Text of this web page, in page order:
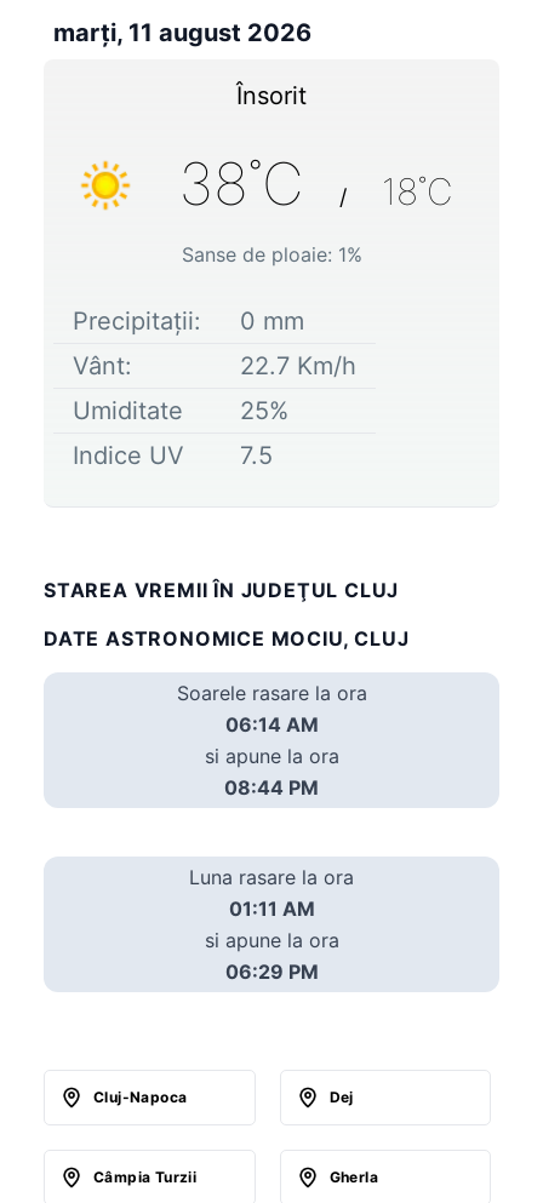
marți, 11 august 2026
Însorit
38˚C / 18˚C
Sanse de ploaie: 1%
Precipitații: 0 mm
Vânt:
22.7 Km/h
Umiditate
25%
Indice UV
7.5
STAREA VREMII ÎN JUDEŢUL CLUJ
DATE ASTRONOMICE MOCIU, CLUJ
Soarele rasare la ora
06:14 AM
si apune la ora
08:44 PM
Luna rasare la ora
01:11 AM
si apune la ora
06:29 PM
Cluj-Napoca Dej
Câmpia Turzii Gherla